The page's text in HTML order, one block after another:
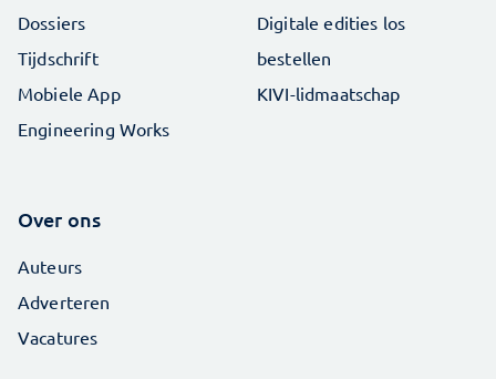
Dossiers
Tijdschrift
Mobiele App
Engineering Works
Digitale edities los
bestellen
KIVI-lidmaatschap
Over ons
Auteurs
Adverteren
Vacatures